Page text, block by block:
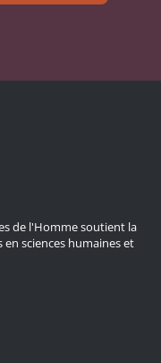
de l'Homme soutient la
sciences humaines et